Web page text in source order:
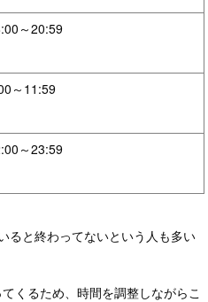
～20:59
～11:59
～23:59
ると終わってないという人も多い
くるため、時間を調整しながらこ